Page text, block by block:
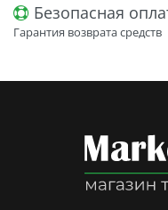
Безопасная
Гарантия возврата средств